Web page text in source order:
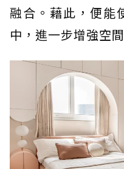
融合。藉此，便能
中，進一步增強空